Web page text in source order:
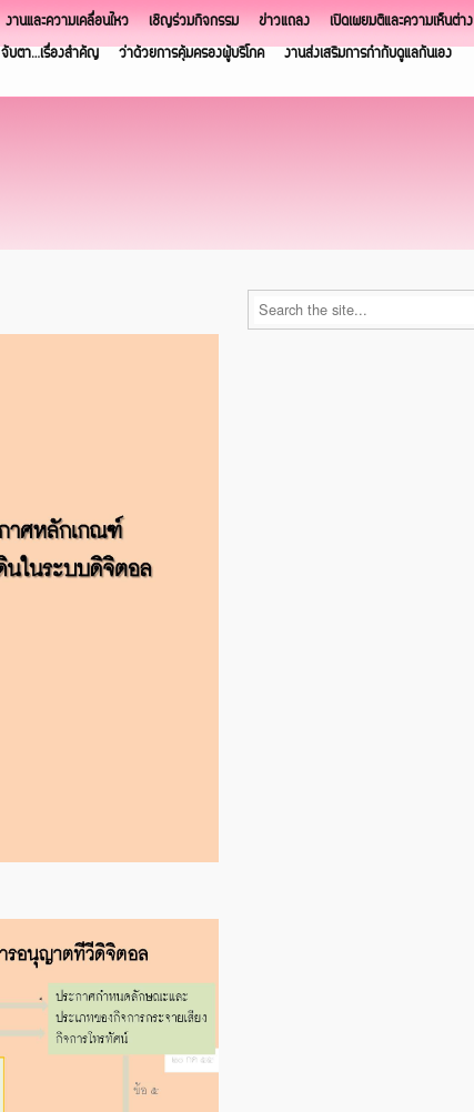
งานและความเคลื่อนไหว เชิญร่วมกิจกรรม ข่าวแถลง
เปิดเผยมติและความเห็นต่าง
จับตา…เรื่องสำคัญ ว่าด้วยการคุ้มครองผู้บริโภค
งานส่งเสริมการกำกับดูแลกันเอง